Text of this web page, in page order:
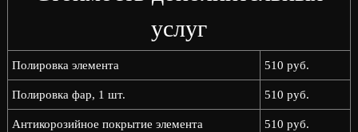
услуг
Полировка элемента 510 руб.
Полировка фар, 1 шт. 510 руб.
Антикорозийное покрытие элемента 510 руб.